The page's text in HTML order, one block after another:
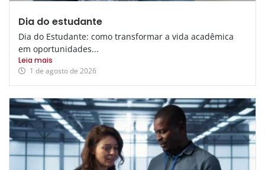
Dia do estudante
Dia do Estudante: como transformar a vida acadêmica
em oportunidades...
Leia mais
1 de agosto de 2026